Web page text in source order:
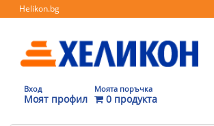
Helikon.bg
Вход
Моят профил
Моята поръчка
0 продукта